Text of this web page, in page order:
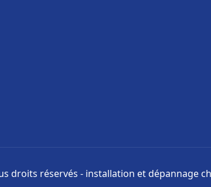
droits réservés - installation et dépannage